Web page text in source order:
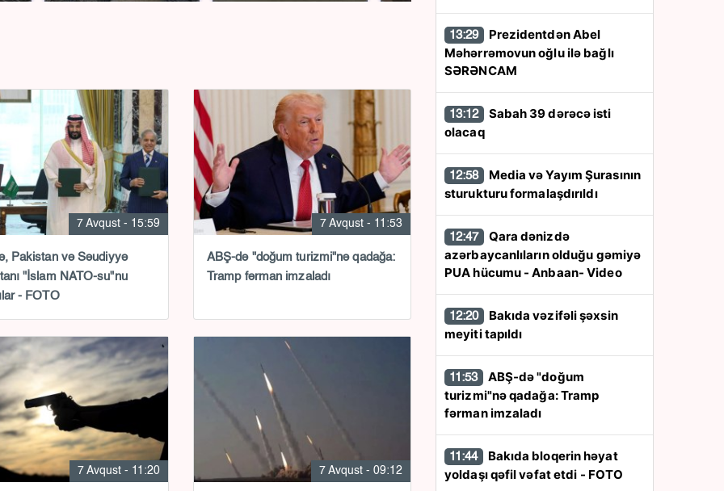
7 Avqust - 15:59
Pakistan və Səudiyyə
"İslam NATO-su"nu
- FOTO
7 Avqust - 11:53
ABŞ-də "doğum turizmi"nə qadağa:
Tramp fərman imzaladı
7 Avqust - 11:20 7 Avqust - 09:12
13:29
Məhərrəmovun oğlu ilə bağlı
SƏRƏNCAM
13:12
olacaq
12:58
sturukturu formalaşdırıldı
12:47
azərbaycanlıların olduğu gəmiyə
PUA hücumu - Anbaan- Video
12:20
meyiti tapıldı
11:53
turizmi"nə qadağa: Tramp
fərman imzaladı
11:44
yoldaşı qəfil vəfat etdi - FOTO